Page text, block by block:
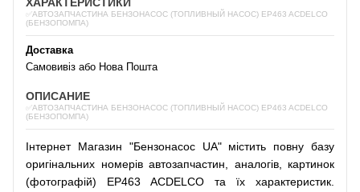
✅АВТОЗАПЧАСТИНА БЕНЗОНАСОС (ТОПЛИВНЫЙ НАСОС) EP463 ACDELCO
(БЕНЗОПОМПА)
Доставка
Самовивіз або Нова Пошта
ОПИСАНИЕ
✅АВТОЗАПЧАСТИНА БЕНЗОНАСОС (ТОПЛИВНЫЙ НАСОС) EP463 ACDELCO
(БЕНЗОПОМПА)
Інтернет Магазин "Бензонасос UA" містить повну базу
оригінальних номерів автозапчастин аналогів,
картинок
(фотографій) EP463 ACDELCO та їх характеристик.